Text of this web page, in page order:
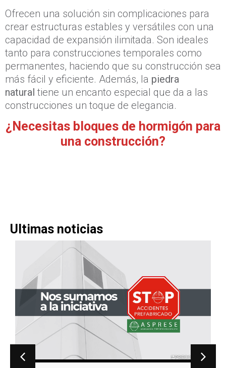
Ofrecen una solución sin complicaciones para
crear estructuras estables y versátiles con una
capacidad de expansión ilimitada. Son ideales
tanto para construcciones temporales como
permanentes, haciendo que su construcción sea
más fácil y eficiente. Además, la piedra
natural tiene un encanto especial que da a las
construcciones un toque de elegancia.
¿Necesitas bloques de hormigón para
una construcción?
Ultimas noticias